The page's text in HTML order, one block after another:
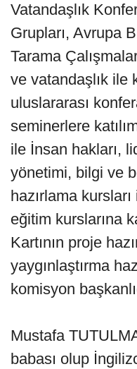
Vatandaşlık
Grupları, Avrupa
Tarama
ve vatandaşlık ile
uluslararası
seminerlere
ile İnsan hakları,
yönetimi, bilgi ve
hazırlama
eğitim kurslarına
Kartının proje
yaygınlaştırma
komisyon
Mustafa
babası olup